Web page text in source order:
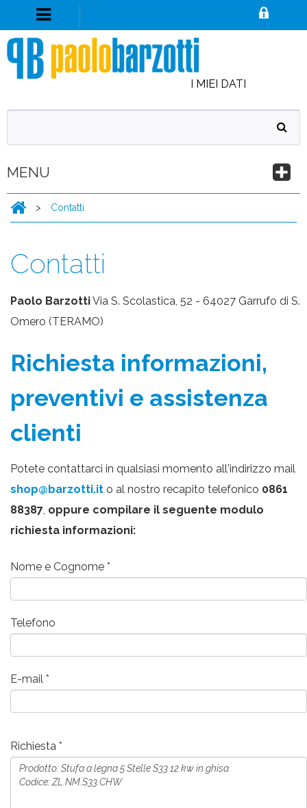
I MIEI DATI
MENU
> Contatti
Contatti
Paolo BarzottiVia S. Scolastica, 52 - 64027 Garrufo di S.
Omero (TERAMO)
Richiesta informazioni,
preventivi e assistenza
clienti
Potete contattarci in qualsiasi momento all'indirizzo mail
shop@barzotti.it o al nostro recapito telefonico 0861
88387, oppure compilare il seguente modulo
richiesta informazioni:
Nome e Cognome
Telefono
E-mail
Richiesta